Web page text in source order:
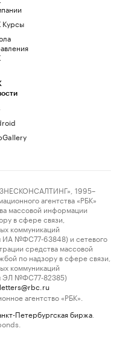
Курсы
1995–
агентства «РБК»
массовой информации
в сфере связи,
коммуникаций
ИА №ФС77-63848) и сетевого
средства массовой
по надзору в сфере связи,
коммуникаций
ЭЛ №ФС77-82385)
letters@rbc.ru
агентство «РБК».
Петербургская биржа